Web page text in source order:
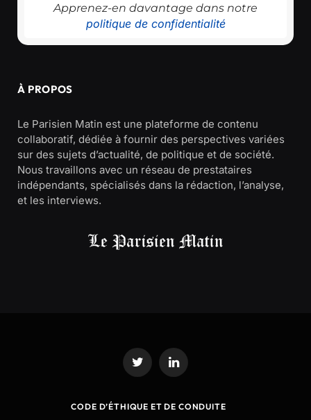
Apprenez-en davantage dans notre
politique de confidentialité
À PROPOS
Le Parisien Matin est une plateforme de contenu
collaboratif, dédiée à fournir des perspectives variées
sur des sujets d’actualité, de politique et de société.
Nous travaillons avec un réseau de prestataires
indépendants, spécialisés dans la rédaction, l’analyse,
et les interviews.
Twitter LinkedIn
CODE D’ÉTHIQUE ET DE CONDUITE